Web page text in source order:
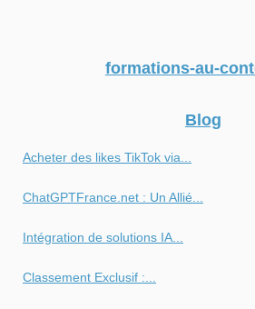
formations-au-
Blog
Acheter des likes TikTok via...
ChatGPTFrance.net : Un Allié...
Intégration de solutions IA...
Classement Exclusif :...